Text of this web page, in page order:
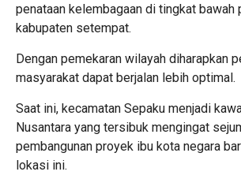
penataan kelembagaan di tingkat bawah
kabupaten setempat.
Dengan pemekaran wilayah diharapkan
masyarakat dapat berjalan lebih optimal.
Saat ini, kecamatan Sepaku menjadi
Nusantara yang tersibuk mengingat
pembangunan proyek ibu kota negara
lokasi ini.